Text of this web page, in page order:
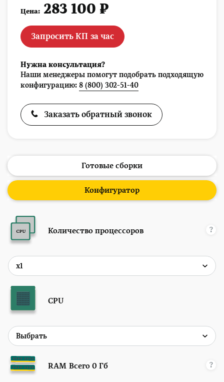
Цена: 283 100 ₽
Запросить КП за час
Нужна консультация?
Наши менеджеры помогут подобрать подходящую
конфигурацию: 8 (800) 302-51-40
Заказать обратный звонок
Готовые сборки
Конфигуратор
Количество процессоров ?
CPU
RAM Всего 0 Гб ?